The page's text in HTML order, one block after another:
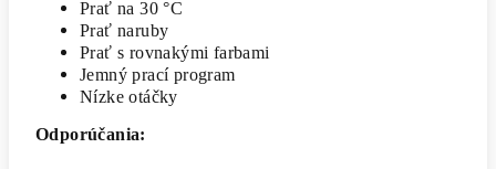
Prať na 30 °C
Prať naruby
Prať s rovnakými farbami
Jemný prací program
Nízke otáčky
Odporúčania: